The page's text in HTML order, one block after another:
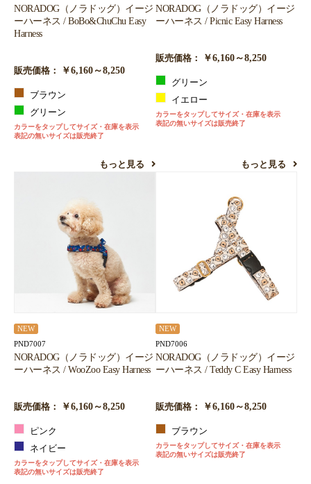
NORADOG（ノラドッグ）イージ
ーハーネス / BoBo&ChuChu Easy
Harness
販売価格： ￥6,160～8,250
ブラウン
グリーン
カラーをタップしてサイズ・在庫を表示
表記の無いサイズは販売終了
もっと見る
NORADOG（ノラドッグ）イージ
ーハーネス / Picnic Easy Harness
販売価格： ￥6,160～8,250
グリーン
イエロー
カラーをタップしてサイズ・在庫を表示
表記の無いサイズは販売終了
もっと見る
NEW
PND7007
NORADOG（ノラドッグ）イージ
ーハーネス / WooZoo Easy Harness
販売価格： ￥6,160～8,250
ピンク
ネイビー
カラーをタップしてサイズ・在庫を表示
表記の無いサイズは販売終了
NEW
PND7006
NORADOG（ノラドッグ）イージ
ーハーネス / Teddy C Easy Harness
販売価格： ￥6,160～8,250
ブラウン
カラーをタップしてサイズ・在庫を表示
表記の無いサイズは販売終了